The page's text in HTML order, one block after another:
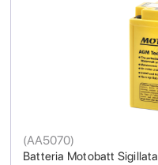
Batteria Motobatt Sigillata
(AA5070)